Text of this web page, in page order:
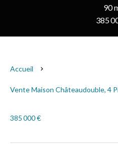
90
385
Accueil
Vente Maison Châteaudouble, 4
385 000 €